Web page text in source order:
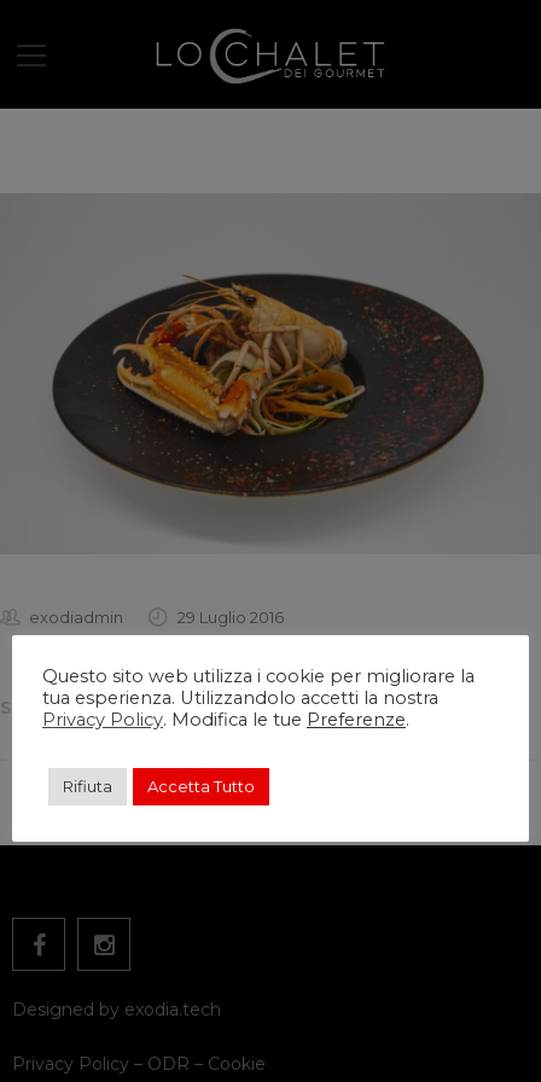
exodiadmin 29 Luglio 2016
SHARE THIS:
Designed by exodia.tech
Privacy Policy – ODR – Cookie
Questo sito web utilizza i cookie per migliorare la
tua esperienza. Utilizzandolo accetti la nostra
Privacy Policy. Modifica le tue Preferenze.
Rifiuta Accetta Tutto